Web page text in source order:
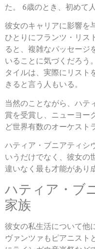
た。 6歳のとき、初めて
彼女のキャリアに影響を
ひとりにフランツ・リス
ると、複雑なパッセージ
いることに気づくだろう
タイルは、実際にリスト
きると言う人もいる。
当然のことながら、ハテ
賞を受賞し、ニューヨー
ど世界有数のオーケスト
ハティア・ブニアティシ
いうだけでなく、彼女の
違いなく最も才能があり
ハティア・ブ
家族
彼女の私生活について他
ヴァンツァもピアニスト